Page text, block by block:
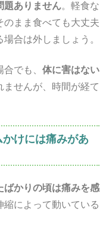
題ありません。軽食な
のまま食べても大丈夫
合は外しましょう。
でも、 体に害はない
せんが、時間が経て
かけには痛みがあ
ばかりの頃は痛みを感
縮によって動いている